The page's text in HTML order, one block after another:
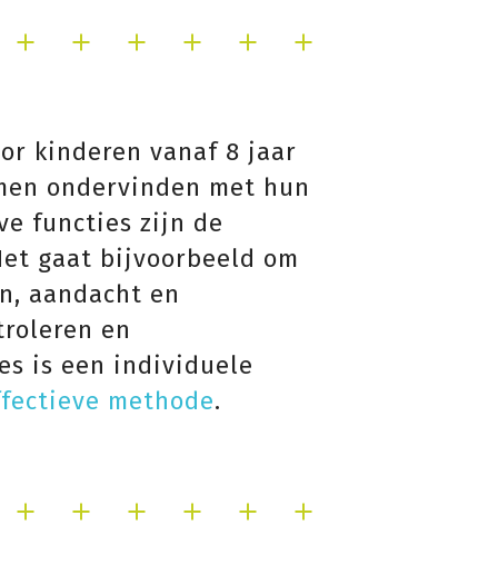
kinderen vanaf 8 jaar
ondervinden met hun
functies zijn de
gaat bijvoorbeeld om
aandacht en
en
is een individuele
methode.